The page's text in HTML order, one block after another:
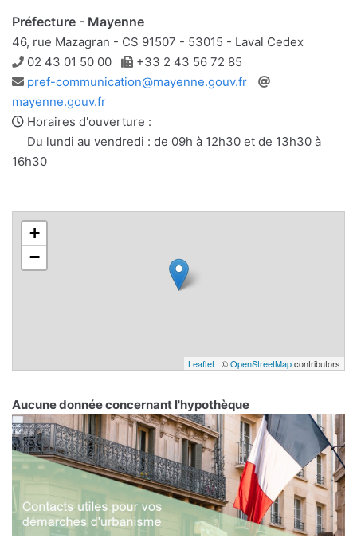
Préfecture - Mayenne
46, rue Mazagran - CS 91507 - 53015 - Laval Cedex
Téléphone
02 43 01 50 00 Télécopie
+33 2 43 56 72 85
Adresse
e-
mail
pref-communication@mayenne.gouv.fr
mayenne.gouv.fr
Horaires d'ouverture :
Du lundi au vendredi : de 09h à 12h30 et de 13h30 à
16h30
+
−
Leaflet | ©OpenStreetMapcontributors
Aucune donnée concernant l'hypothèque